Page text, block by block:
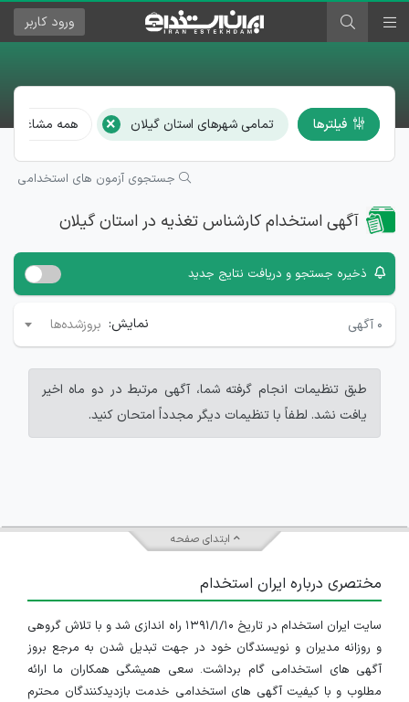
ورود کاربر
فیلترها تمامی شهرهای استان گیلان × همه مشاغل
جستجوی آزمون های استخدامی
آگهی استخدام کارشناس تغذیه در استان گیلان
ذخیره جستجو و دریافت نتایج جدید
۰ آگهی نمایش: بروزشده‌ها
طبق تنظیمات انجام گرفته شما، آگهی مرتبط در دو ماه اخیر
یافت نشد. لطفاً با تنظیمات دیگر مجدداً امتحان کنید.
ابتدای صفحه
مختصری درباره ایران استخدام
سایت ایران استخدام در تاریخ ۱۳۹۱/۱/۱۰ راه اندازی شد و با تلاش گروهی
و روزانه مدیران و نویسندگان خود در جهت تبدیل شدن به مرجع بروز
آگهی های استخدامی گام برداشت. سعی همیشگی همکاران ما ارائه
مطلوب و با کیفیت آگهی های استخدامی خدمت بازدیدکنندگان محترم